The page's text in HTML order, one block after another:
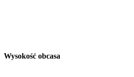
Wysokość obcasa